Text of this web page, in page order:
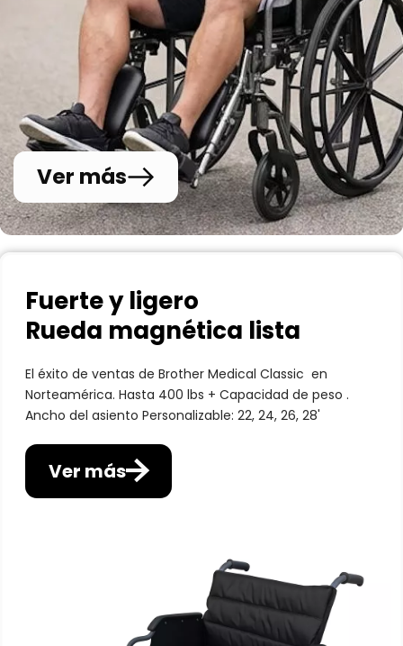
Diseño súper liviano para transportar y viajar fácilmente
Ver más
Neumáticos con banda de rodadura de alta
tracción y chasis reforzado de alta
resistencia.
VER MÁS
Edición de rueda delantera
grande
Estabilidad, ergonomía y durabilidad.
Ruedas delanteras más anchas: mayor
capacidad de carga
Mejor rendimiento del terreno
VER MÁS
Rendimiento ligero
Ver más
Fuerte y ligero
Rueda magnética lista
El éxito de ventas de Brother Medical Classic en
Norteamérica. Hasta 400 lbs + Capacidad de peso .
Ancho del asiento Personalizable: 22, 24, 26, 28'
Ver más